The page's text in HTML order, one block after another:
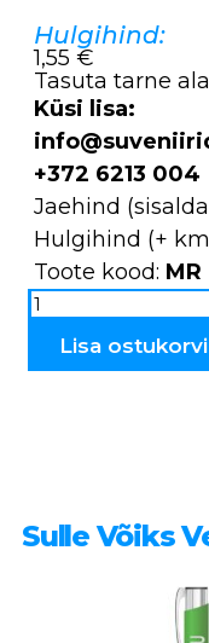
Hulgihind:
1,55 €
Tasuta tarne
Küsi lisa:
+372 6213 004
Jaehind
Hulgihind (+
Toote kood: MR
Rahvuslik
magnet
ANNE
kogusLisa ostukorvi
Sulle Võiks